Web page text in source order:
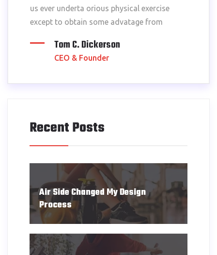
us ever underta orious physical exercise
except to obtain some advatage from
Tom C. Dickerson
CEO & Founder
Recent Posts
Air Side Changed My Design
Process